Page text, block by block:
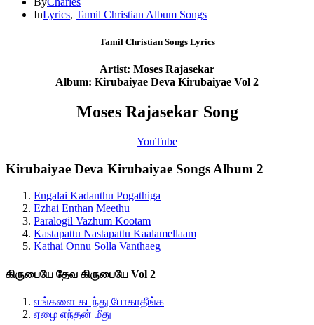
InLyrics, Tamil Christian Album Songs
Tamil Christian Songs Lyrics
Artist: Moses Rajasekar
Album: Kirubaiyae Deva Kirubaiyae Vol 2
Moses Rajasekar Song
YouTube
Kirubaiyae Deva Kirubaiyae Songs Album 2
Engalai Kadanthu Pogathiga
Ezhai Enthan Meethu
Paralogil Vazhum Kootam
Kastapattu Nastapattu Kaalamellaam
Kathai Onnu Solla Vanthaeg
கிருபையே தேவ கிருபையே Vol 2
எங்களை கடந்து போகாதீங்க
ஏழை எந்தன் மீது